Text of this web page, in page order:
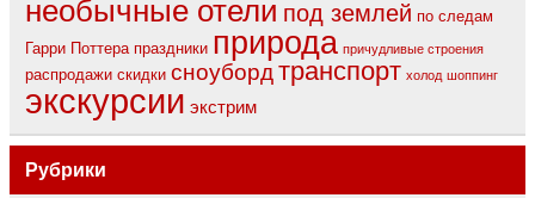
необычные отели под землей по следам
Гарри Поттера праздники природа причудливые строения
распродажи скидки сноуборд транспорт холод шоппинг
экскурсии экстрим
Рубрики